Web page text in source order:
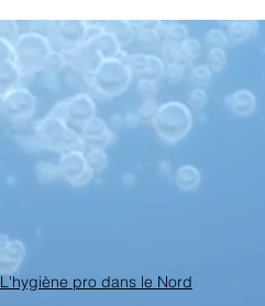
L'hygiène pro dans le Nord